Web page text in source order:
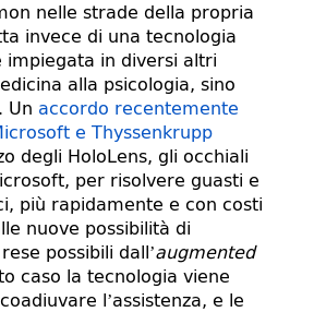
nelle strade della propria
invece di una tecnologia
impiegata in diversi altri
alla psicologia, sino
Un accordo recentemente
e Thyssenkrupp
degli HoloLens, gli occhiali
per risolvere guasti e
più rapidamente e con costi
nuove possibilità di
possibili dall’augmented
caso la tecnologia viene
l’assistenza, e le